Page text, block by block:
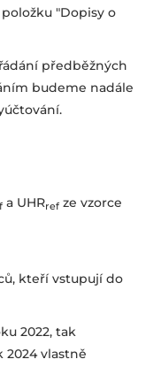
"Dopisy o
předběžných
budeme nadále
a UHRref ze vzorce
kteří vstupují do
2022, tak
vlastně